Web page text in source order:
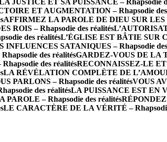
JUSTICE ET SA PUISSANCE – Rhapsodie
ET AUGMENTATION – Rhapsodie
AFFIRMEZ LA PAROLE DE DIEU SUR LES
ROIS – Rhapsodie des réalités
des réalitésL’ÉGLISE EST BÂTIE SUR
INFLUENCES SATANIQUES – Rhapsodie
des réalitésGARDEZ-VOUS DE LA
des réalitésRECONNAISSEZ-LE ET
LA RÉVÉLATION COMPLÈTE DE
PARLONS – Rhapsodie des réalitésVOUS
des réalitésLA PUISSANCE EST EN
– Rhapsodie des réalités
LE CARACTÈRE DE LA VÉRITÉ –